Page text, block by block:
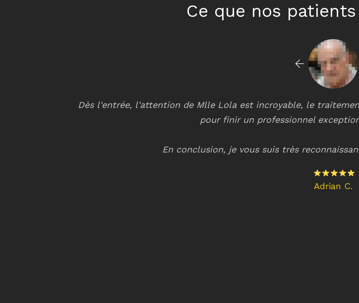
Ce que nos
Dès l'entrée, l'attention de Mlle Lola est incroyable, le
pour finir un professionnel
En conclusion, je vous suis très
Adrian C.